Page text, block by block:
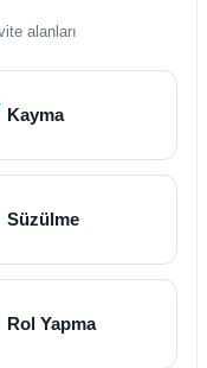
alanları
Kayma
Süzülme
Rol Yapma